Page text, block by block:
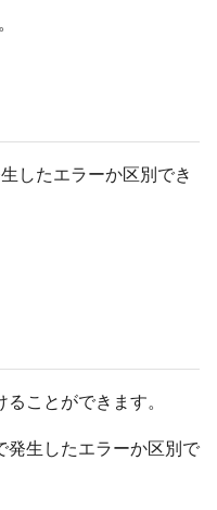
したエラーか区別でき
ことができます。
発生したエラーか区別で